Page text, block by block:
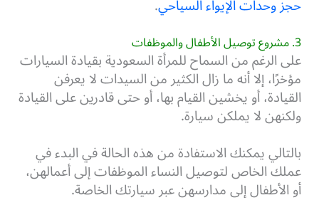
حجز وحدات الإيواء السياحي.
3. مشروع توصيل الأطفال والموظفات
على الرغم من السماح للمرأة السعودية بقيادة السيارات
مؤخرًا، إلا أنه ما زال الكثير من السيدات لا يعرفن
القيادة، أو يخشين القيام بها، أو حتى قادرين على القيادة
ولكنهن لا يملكن سيارة.
بالتالي يمكنك الاستفادة من هذه الحالة في البدء في
عملك الخاص لتوصيل النساء الموظفات إلى أعمالهن،
أو الأطفال إلى مدارسهن عبر سيارتك الخاصة.